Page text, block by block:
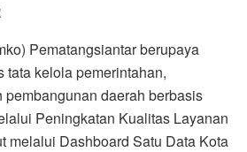
Pematangsiantar berupaya
tata kelola pemerintahan,
daerah berbasis
Peningkatan Kualitas Layanan
melalui Dashboard Satu Data Kota